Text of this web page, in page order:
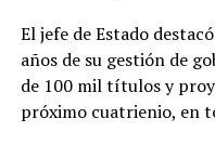
El jefe de Estado
años de su gestión de
de 100 mil títulos y
próximo cuatrienio, en